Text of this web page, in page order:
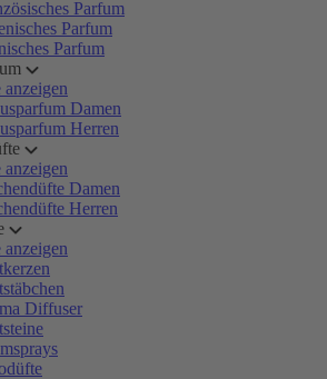
Parfum
Parfum
Parfum
Damen
Herren
Damen
Herren
Diffuser